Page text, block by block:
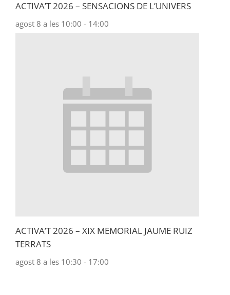
ACTIVA’T 2026 – SENSACIONS DE L’UNIVERS
agost 8 a les 10:00 - 14:00
ACTIVA’T 2026 – XIX MEMORIAL JAUME RUIZ
TERRATS
agost 8 a les 10:30 - 17:00